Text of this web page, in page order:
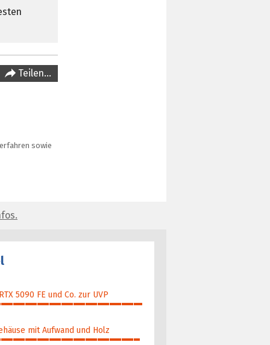
Teilen…
sowie
5090 FE und Co. zur UVP
mit Aufwand und Holz